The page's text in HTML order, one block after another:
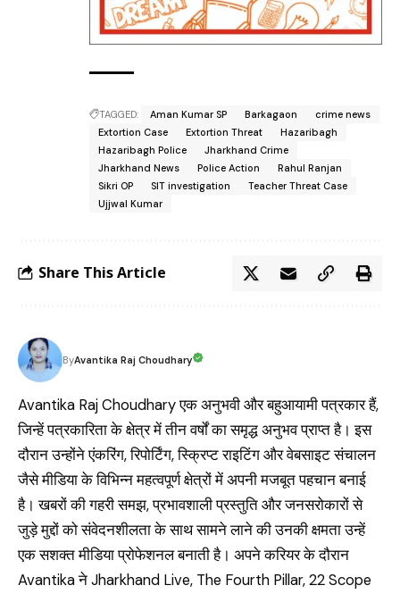
TAGGED: Aman Kumar SP Barkagaon
crime news
Extortion Case
Extortion Threat
Hazaribagh
Hazaribagh Police
Jharkhand Crime
Jharkhand News
Police Action
Rahul Ranjan
Sikri OP
SIT investigation
Teacher Threat Case
Ujjwal Kumar
Share This Article
ByAvantika Raj Choudhary
Avantika Raj Choudhary एक अनुभवी और बहुआयामी पत्रकार हैं,
जिन्हें पत्रकारिता के क्षेत्र में तीन वर्षों का समृद्ध अनुभव प्राप्त है। इस
दौरान उन्होंने एंकरिंग, रिपोर्टिंग, स्क्रिप्ट राइटिंग और वेबसाइट संचालन
जैसे मीडिया के विभिन्न महत्वपूर्ण क्षेत्रों में अपनी मजबूत पहचान बनाई
है। खबरों की गहरी समझ, प्रभावशाली प्रस्तुति और जनसरोकारों से
जुड़े मुद्दों को संवेदनशीलता के साथ सामने लाने की उनकी क्षमता उन्हें
एक सशक्त मीडिया प्रोफेशनल बनाती है। अपने करियर के दौरान
Avantika ने Jharkhand Live, The Fourth Pillar, 22 Scope